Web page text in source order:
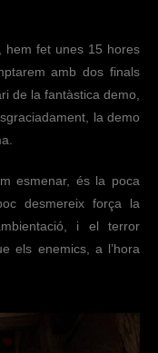
hem fet unes 15 hores
amb dos finals
de la fantàstica demo,
la demo
esmenar, és la poca
desmereix força la
i el terror
els enemics, a l’hora